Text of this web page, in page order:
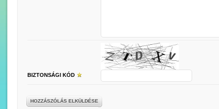
BIZTONSÁGI KÓD
HOZZÁSZÓLÁS ELKÜLDÉSE